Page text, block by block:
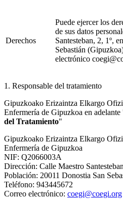
Derechos
Puede ejercer los
de sus datos
Santesteban, 2, 1º,
Sebastián
electrónico
1. Responsable del tratamiento
Gipuzkoako Erizaintza Elkargo
Enfermería de Gipuzkoa en adelante
del Tratamiento"
Gipuzkoako Erizaintza Elkargo
Enfermería de Gipuzkoa
NIF: Q2066003A
Dirección: Calle Maestro
Población: 20011 Donostia San
Teléfono: 943445672
Correo electrónico: coegi@coegi.org